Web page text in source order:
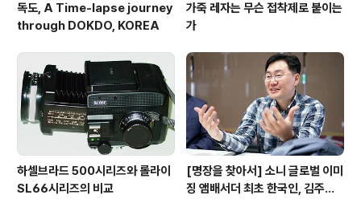
독도, A Time-lapse journey
through DOKDO, KOREA
가죽 레자는 무슨 접착제로 붙이는
가
하셀브라드 500시리즈와 롤라이
SL66시리즈의 비교
[명장을 찾아서] 소니 글로벌 이미
징 앰배서더 최초 한국인, 김주원·